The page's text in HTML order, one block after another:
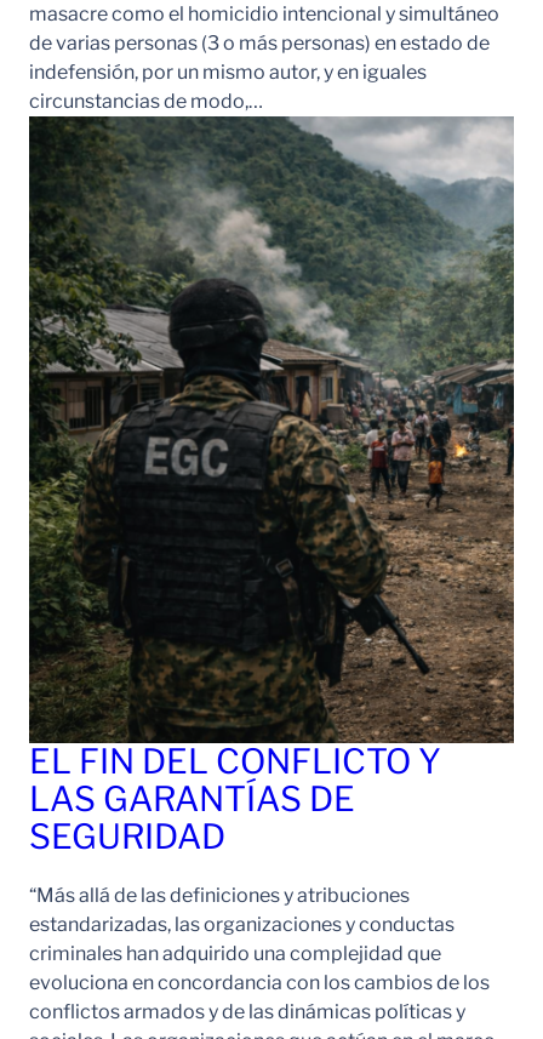
masacre como el homicidio intencional y simultáneo
de varias personas (3 o más personas) en estado de
indefensión, por un mismo autor, y en iguales
circunstancias de modo,…
EL FIN DEL CONFLICTO Y
LAS GARANTÍAS DE
SEGURIDAD
“Más allá de las definiciones y atribuciones
estandarizadas, las organizaciones y conductas
criminales han adquirido una complejidad que
evoluciona en concordancia con los cambios de los
conflictos armados y de las dinámicas políticas y